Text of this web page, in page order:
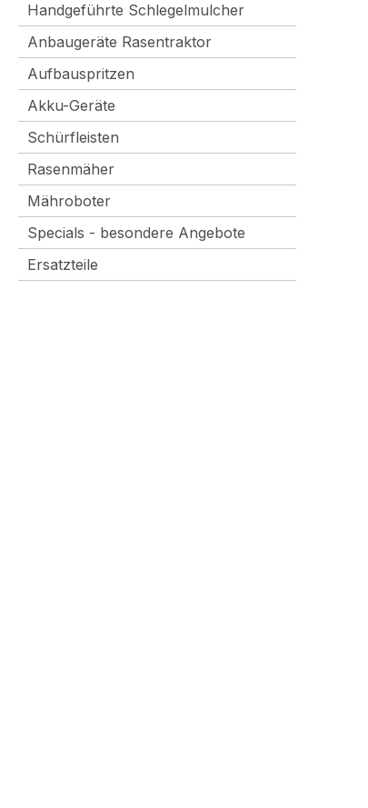
Handgeführte Schlegelmulcher
Anbaugeräte Rasentraktor
Aufbauspritzen
Akku-Geräte
Schürfleisten
Rasenmäher
Mähroboter
Specials - besondere Angebote
Ersatzteile